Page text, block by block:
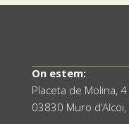
On estem:
Placeta de Molina, 4
03830 Muro